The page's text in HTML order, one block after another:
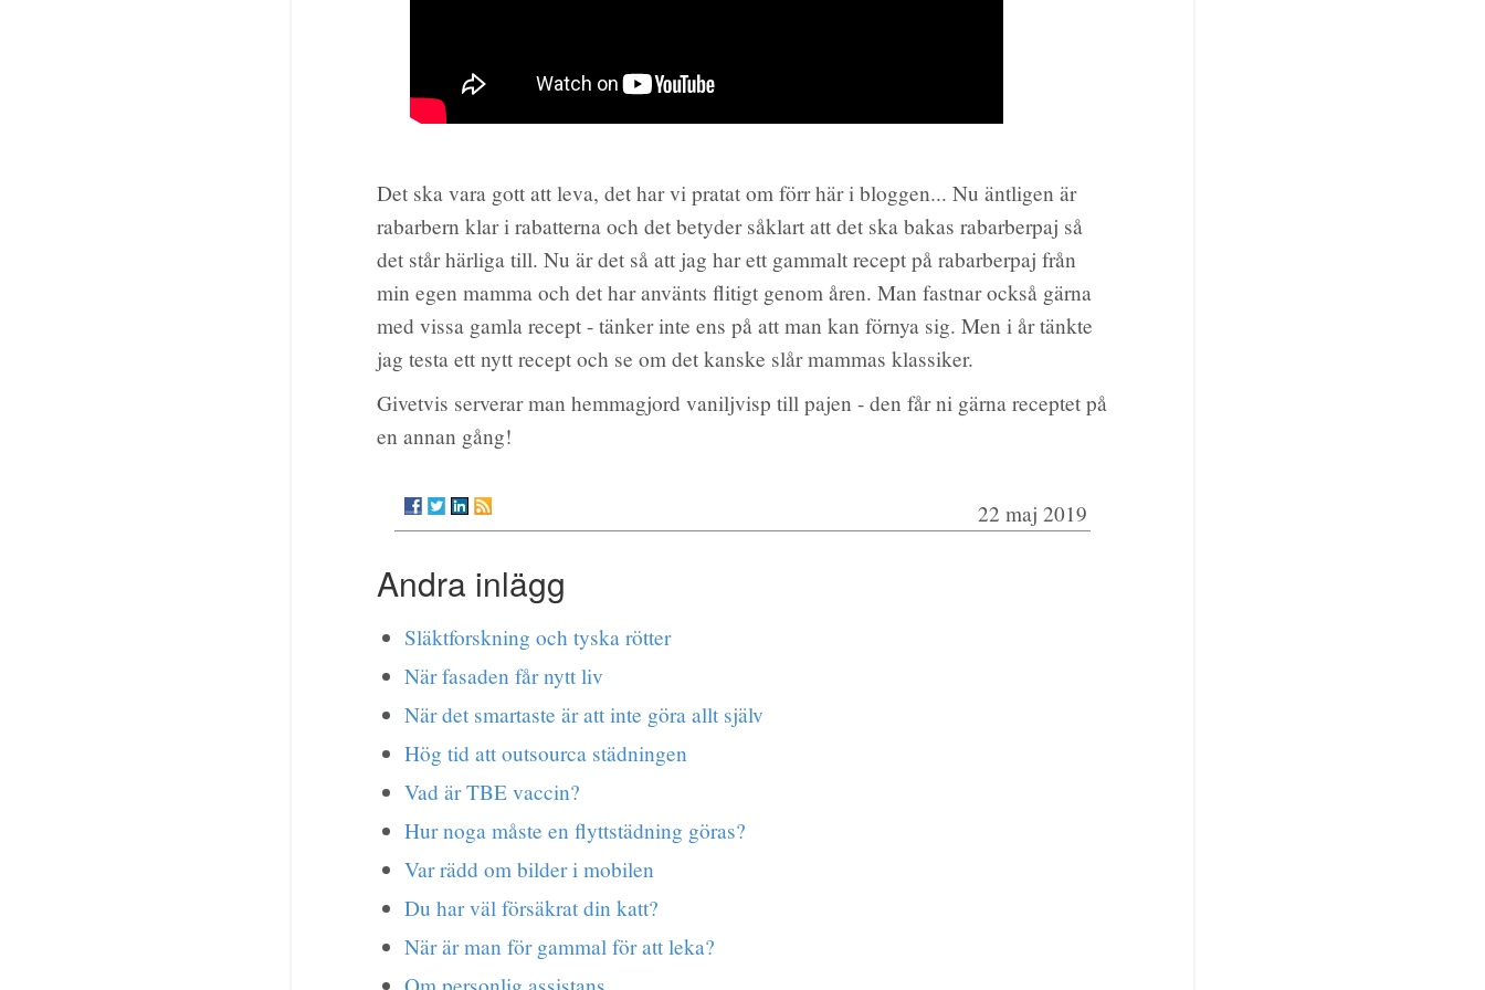
Det ska vara gott att leva, det har vi pratat om förr här i bloggen... Nu äntligen är
rabarbern klar i rabatterna och det betyder såklart att det ska bakas rabarberpaj så
det står härliga till. Nu är det så att jag har ett gammalt recept på rabarberpaj från
min egen mamma och det har använts flitigt genom åren. Man fastnar också gärna
med vissa gamla recept - tänker inte ens på att man kan förnya sig. Men i år tänkte
jag testa ett nytt recept och se om det kanske slår mammas klassiker.
Givetvis serverar man hemmagjord vaniljvisp till pajen - den får ni gärna receptet på
en annan gång!
22 maj 2019
Andra inlägg
Släktforskning och tyska rötter
När fasaden får nytt liv
När det smartaste är att inte göra allt själv
Hög tid att outsourca städningen
Vad är TBE vaccin?
Hur noga måste en flyttstädning göras?
Var rädd om bilder i mobilen
Du har väl försäkrat din katt?
När är man för gammal för att leka?